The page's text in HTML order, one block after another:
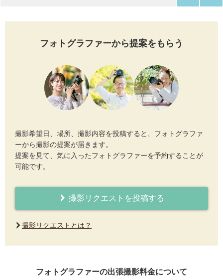
フォトグラファーから提案をもらう
撮影希望日、場所、撮影内容を投稿すると、フォトグラファ
ーから撮影の提案が届きます。
提案を見て、気に入ったフォトグラファーを予約することが
可能です。
撮影リクエストを投稿する
撮影リクエストとは？
フォトグラファーの出張撮影料金について